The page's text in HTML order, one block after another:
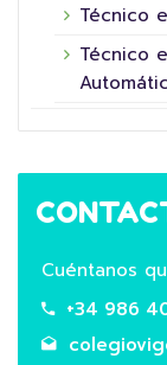
Técnico
Técnico
Cuéntanos
+34 986